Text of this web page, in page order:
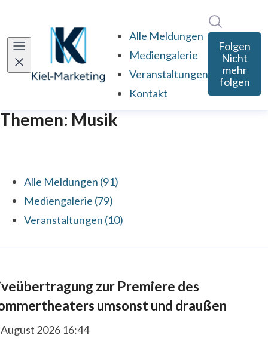
Alle Meldungen
Mediengalerie
Veranstaltungen
Kontakt
Folgen
Nicht
mehr
folgen
Themen: Musik
Alle Meldungen (91)
Mediengalerie (79)
Veranstaltungen (10)
zur Premiere des
umsonst und draußen
2026 16:44